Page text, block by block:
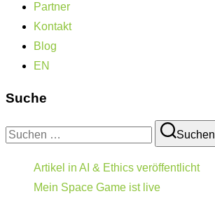
Partner
Kontakt
Blog
EN
Suche
Suchen
Suchen
Artikel in AI & Ethics veröffentlicht
Mein Space Game ist live